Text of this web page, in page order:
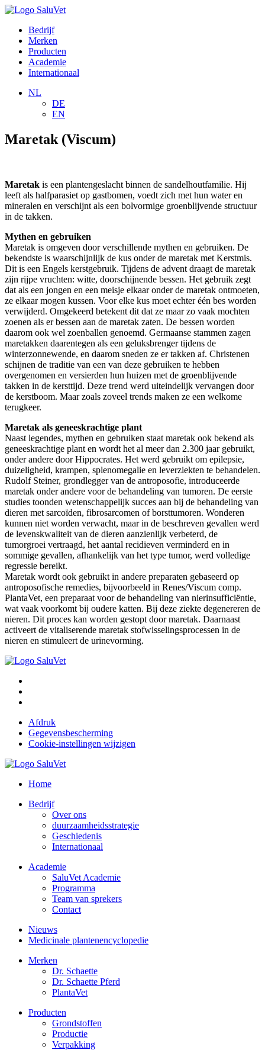
Bedrijf
Merken
Producten
Academie
Internationaal
NL
DE
EN
Maretak (Viscum)
Maretak is een plantengeslacht binnen de sandelhoutfamilie. Hij
leeft als halfparasiet op gastbomen, voedt zich met hun water en
mineralen en verschijnt als een bolvormige groenblijvende structuur
in de takken.
Mythen en gebruiken
Maretak is omgeven door verschillende mythen en gebruiken. De
bekendste is waarschijnlijk de kus onder de maretak met Kerstmis.
Dit is een Engels kerstgebruik. Tijdens de advent draagt de maretak
zijn rijpe vruchten: witte, doorschijnende bessen. Het gebruik zegt
dat als een jongen en een meisje elkaar onder de maretak ontmoeten,
ze elkaar mogen kussen. Voor elke kus moet echter één bes worden
verwijderd. Omgekeerd betekent dit dat ze maar zo vaak mochten
zoenen als er bessen aan de maretak zaten. De bessen worden
daarom ook wel zoenballen genoemd. Germaanse stammen zagen
maretakken daarentegen als een geluksbrenger tijdens de
winterzonnewende, en daarom sneden ze er takken af. Christenen
schijnen de traditie van een van deze gebruiken te hebben
overgenomen en versierden hun huizen met de groenblijvende
takken in de kersttijd. Deze trend werd uiteindelijk vervangen door
de kerstboom. Maar zoals zoveel trends maken ze een welkome
terugkeer.
Maretak als geneeskrachtige plant
Naast legendes, mythen en gebruiken staat maretak ook bekend als
geneeskrachtige plant en wordt het al meer dan 2.300 jaar gebruikt,
onder andere door Hippocrates. Het werd gebruikt om epilepsie,
duizeligheid, krampen, splenomegalie en leverziekten te behandelen.
Rudolf Steiner, grondlegger van de antroposofie, introduceerde
maretak onder andere voor de behandeling van tumoren. De eerste
studies toonden wetenschappelijk succes aan bij de behandeling van
dieren met sarcoïden, fibrosarcomen of borsttumoren. Wonderen
kunnen niet worden verwacht, maar in de beschreven gevallen werd
de levenskwaliteit van de dieren aanzienlijk verbeterd, de
tumorgroei vertraagd, het aantal recidieven verminderd en in
sommige gevallen, afhankelijk van het type tumor, werd volledige
regressie bereikt.
Maretak wordt ook gebruikt in andere preparaten gebaseerd op
antroposofische remedies, bijvoorbeeld in Renes/Viscum comp.
PlantaVet, een preparaat voor de behandeling van nierinsufficiëntie,
wat vaak voorkomt bij oudere katten. Bij deze ziekte degenereren de
nieren. Dit proces kan worden gestopt door maretak. Daarnaast
activeert de vitaliserende maretak stofwisselingsprocessen in de
nieren en stimuleert de urinevorming.
Afdruk
Gegevensbescherming
Cookie-instellingen wijzigen
Home
Bedrijf
Over ons
duurzaamheidsstrategie
Geschiedenis
Internationaal
Academie
SaluVet Academie
Programma
Team van sprekers
Contact
Nieuws
Medicinale plantenencyclopedie
Merken
Dr. Schaette
Dr. Schaette Pferd
PlantaVet
Producten
Grondstoffen
Productie
Verpakking